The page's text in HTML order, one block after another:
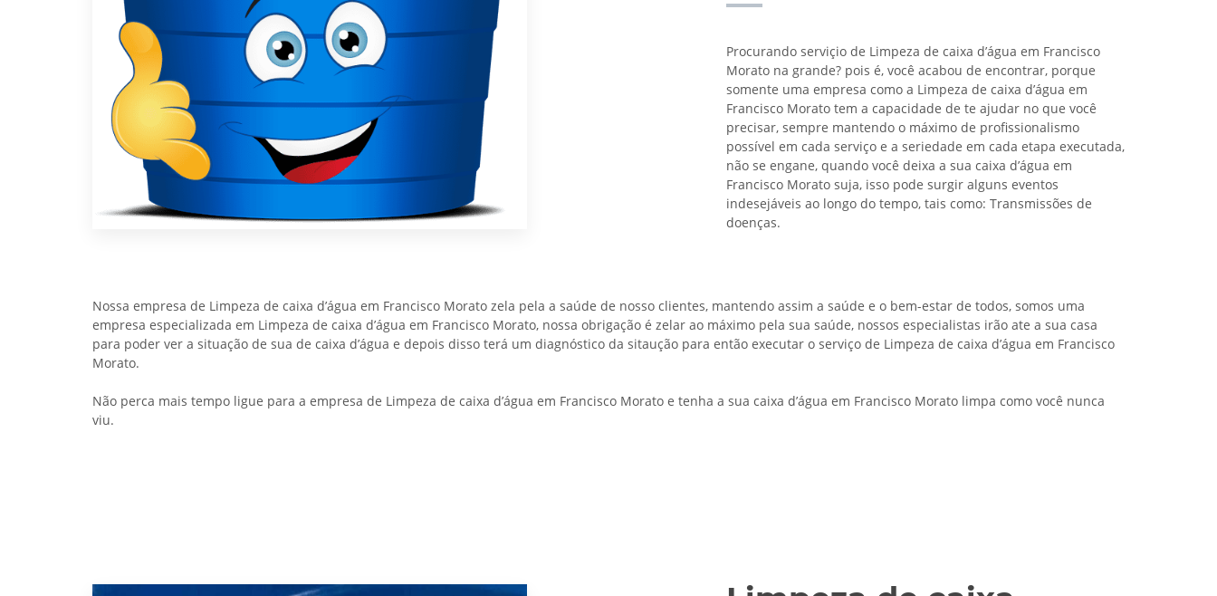
Procurando serviçio de Limpeza de caixa d’água em Francisco
Morato na grande? pois é, você acabou de encontrar, porque
somente uma empresa como a Limpeza de caixa d’água em
Francisco Morato tem a capacidade de te ajudar no que você
precisar, sempre mantendo o máximo de profissionalismo
possível em cada serviço e a seriedade em cada etapa executada,
não se engane, quando você deixa a sua caixa d’água em
Francisco Morato suja, isso pode surgir alguns eventos
indesejáveis ao longo do tempo, tais como: Transmissões de
doenças.
Nossa empresa de Limpeza de caixa d’água em Francisco Morato zela pela a saúde de nosso clientes, mantendo assim a saúde e o bem-estar de todos, somos uma
empresa especializada em Limpeza de caixa d’água em Francisco Morato, nossa obrigação é zelar ao máximo pela sua saúde, nossos especialistas irão ate a sua casa
para poder ver a situação de sua de caixa d’água e depois disso terá um diagnóstico da sitaução para então executar o serviço de Limpeza de caixa d’água em Francisco
Morato.
Não perca mais tempo ligue para a empresa de Limpeza de caixa d’água em Francisco Morato e tenha a sua caixa d’água em Francisco Morato limpa como você nunca
viu.